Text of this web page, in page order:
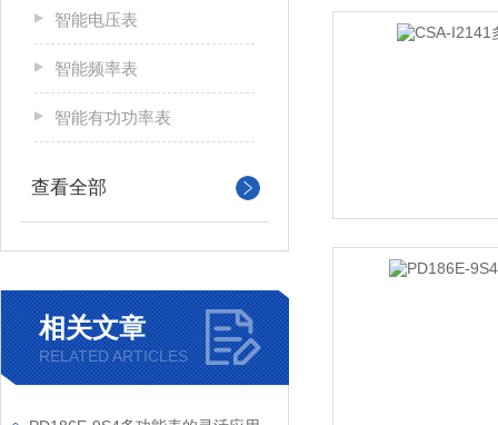
智能电压表
智能频率表
智能有功功率表
查看全部
相关文章
RELATED ARTICLES